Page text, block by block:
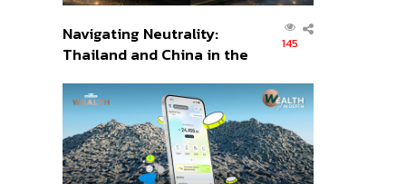
Navigating Neutrality:
Thailand and China in the
Order
145